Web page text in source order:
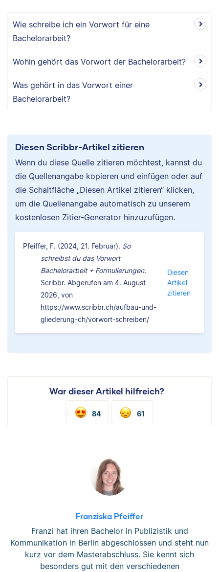
Wie schreibe ich ein Vorwort für eine
Bachelorarbeit?
Wohin gehört das Vorwort der Bachelorarbeit?
Was gehört in das Vorwort einer
Bachelorarbeit?
Diesen Scribbr-Artikel zitieren
Wenn du diese Quelle zitieren möchtest, kannst du
die Quellenangabe kopieren und einfügen oder auf
die Schaltfläche „Diesen Artikel zitieren“ klicken,
um die Quellenangabe automatisch zu unserem
kostenlosen Zitier-Generator hinzuzufügen.
Pfeiffer, F. (2024, 21. Februar). So
schreibst du das Vorwort
Bachelorarbeit + Formulierungen.
Scribbr. Abgerufen am 4. August
2026, von
https://www.scribbr.ch/aufbau-und-
gliederung-ch/vorwort-schreiben/
Diesen
Artikel
zitieren
War dieser Artikel hilfreich?
84 61
Franziska Pfeiffer
Franzi hat ihren Bachelor in Publizistik und
Kommunikation in Berlin abgeschlossen und steht nun
kurz vor dem Masterabschluss. Sie kennt sich
besonders gut mit den verschiedenen